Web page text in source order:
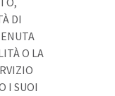
DI
O LA
I SUOI